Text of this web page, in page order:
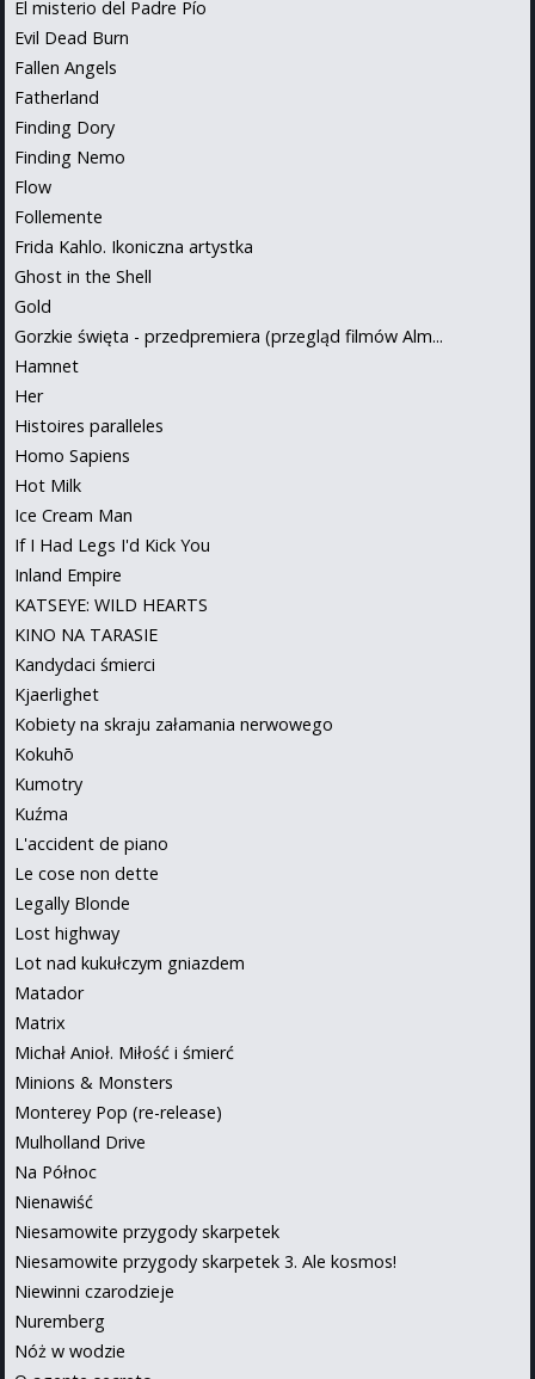
El misterio del Padre Pío
Evil Dead Burn
Fallen Angels
Fatherland
Finding Dory
Finding Nemo
Flow
Follemente
Frida Kahlo. Ikoniczna artystka
Ghost in the Shell
Gold
Gorzkie święta - przedpremiera (przegląd filmów Alm...
Hamnet
Her
Histoires paralleles
Homo Sapiens
Hot Milk
Ice Cream Man
If I Had Legs I'd Kick You
Inland Empire
KATSEYE: WILD HEARTS
KINO NA TARASIE
Kandydaci śmierci
Kjaerlighet
Kobiety na skraju załamania nerwowego
Kokuhō
Kumotry
Kuźma
L'accident de piano
Le cose non dette
Legally Blonde
Lost highway
Lot nad kukułczym gniazdem
Matador
Matrix
Michał Anioł. Miłość i śmierć
Minions & Monsters
Monterey Pop (re-release)
Mulholland Drive
Na Północ
Nienawiść
Niesamowite przygody skarpetek
Niesamowite przygody skarpetek 3. Ale kosmos!
Niewinni czarodzieje
Nuremberg
Nóż w wodzie